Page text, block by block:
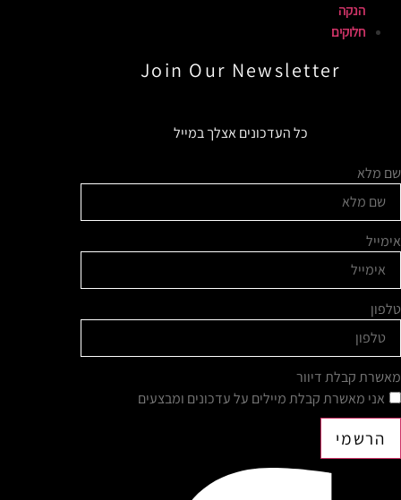
הנקה
חלוקים
Join Our Newsletter​
כל העדכונים אצלך במייל
שם מלא
אימייל
טלפון
מאשרת קבלת דיוור
אני מאשרת קבלת מיילים על עדכונים ומבצעים
הרשמי